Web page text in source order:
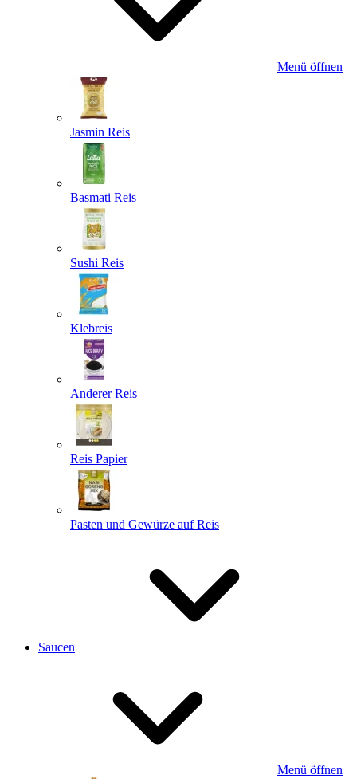
Menü öffnen
Jasmin Reis
Basmati Reis
Sushi Reis
Klebreis
Anderer Reis
Reis Papier
Pasten und Gewürze auf Reis
Saucen
Menü öffnen